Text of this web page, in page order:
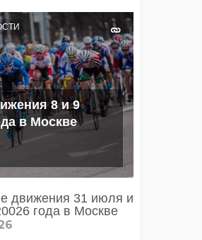
8 и 9
в Москве
движения 31 июля и
года в Москве